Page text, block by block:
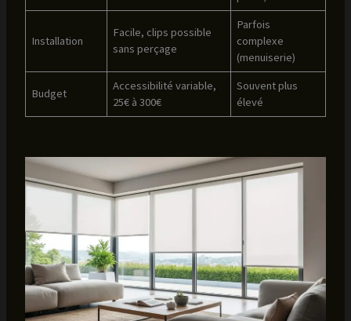
Installation
Facile, clips possible
sans perçage
Parfois
complexe
(menuiserie)
Budget
Accessibilité variable,
25€ à 300€
Souvent plus
élevé